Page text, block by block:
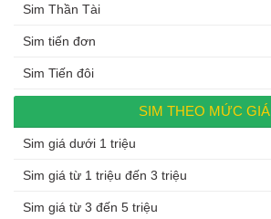
Sim Thần Tài
Sim tiến đơn
Sim Tiến đôi
SIM THEO MỨC GIÁ
Sim giá dưới 1 triệu
Sim giá từ 1 triệu đến 3 triệu
Sim giá từ 3 đến 5 triệu